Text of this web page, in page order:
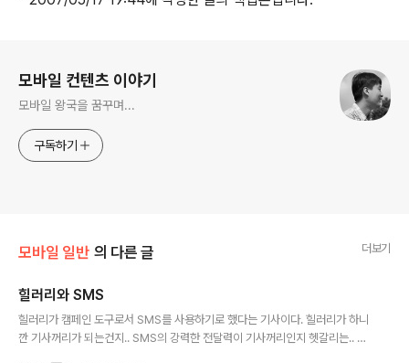
모바일 컨텐츠 이야기
모바일 왕국을 꿈꾸며...
구독하기
모바일 일반 의 다른 글 더보기
힐러리와 SMS
힐러리가 캠페인 도구로서 SMS를 사용하기로 했다는 기사이다. 힐러리가 하니
깐 기사꺼리가 되는건지.. SMS의 강력한 전달력이 기사꺼리인지 헷갈리는.. R